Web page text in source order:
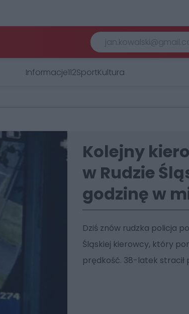
Informacje112SportKultura
Kolejny
w Rudzie
godzinę w
Dziś znów rudzka policja
Śląskiej kierowcy, który
prędkość. 38-latek stracił